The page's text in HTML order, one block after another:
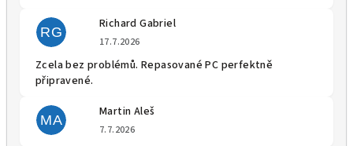
RG
Richard Gabriel
17.7.2026
Zcela bez problémů. Repasované PC perfektně
připravené.
MA
Martin Aleš
7.7.2026